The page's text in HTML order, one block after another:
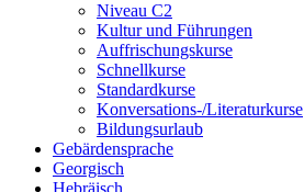
Niveau C2
Kultur und Führungen
Auffrischungskurse
Schnellkurse
Standardkurse
Konversations-/Literaturkurse
Bildungsurlaub
Gebärdensprache
Georgisch
Hebräisch